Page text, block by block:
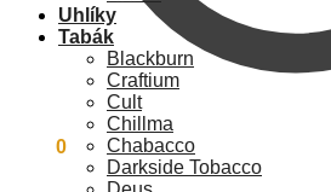
0
Uhlíky
Tabák
Blackburn
Craftium
Cult
Chillma
Chabacco
Darkside Tobacco